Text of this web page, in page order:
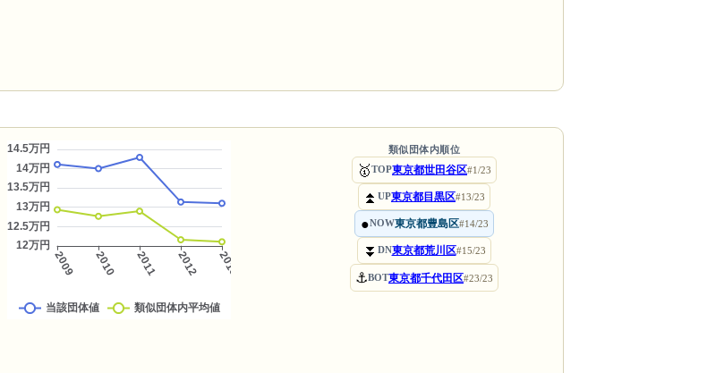
類似団体内順位
🥇TOP東京都世田谷区#1/23
⏫ UP東京都目黒区#13/23
●NOW東京都豊島区#14/23
⏬ DN東京都荒川区#15/23
⚓BOT東京都千代田区#23/23